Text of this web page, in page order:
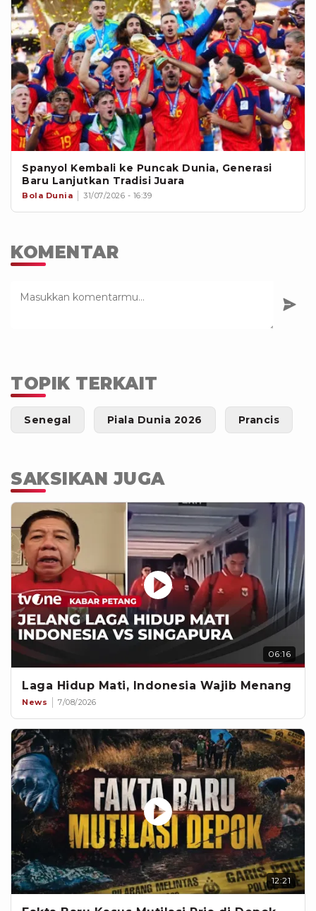
Spanyol Kembali ke Puncak Dunia, Generasi
Baru Lanjutkan Tradisi Juara
Bola Dunia 31/07/2026 - 16:39
KOMENTAR
TOPIK TERKAIT
Senegal Piala Dunia 2026 Prancis
SAKSIKAN JUGA
06:16
Laga Hidup Mati, Indonesia Wajib Menang
News 7/08/2026
12:21